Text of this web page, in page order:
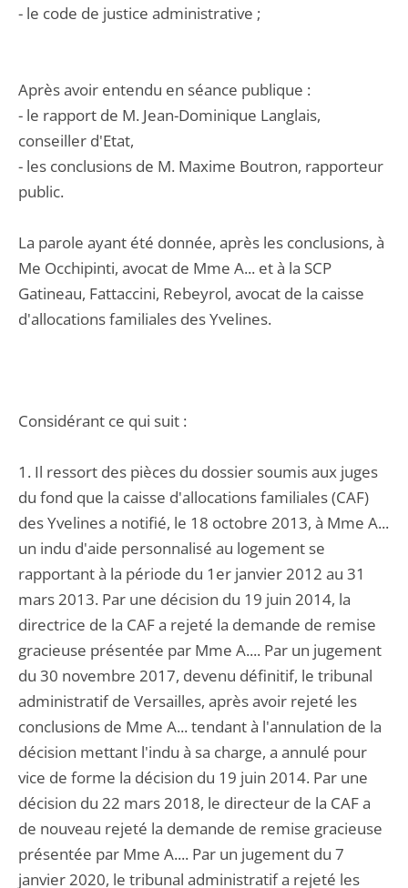
- le code de justice administrative ;
Après avoir entendu en séance publique :
- le rapport de M. Jean-Dominique Langlais,
conseiller d'Etat,
- les conclusions de M. Maxime Boutron, rapporteur
public.
La parole ayant été donnée, après les conclusions, à
Me Occhipinti, avocat de Mme A... et à la SCP
Gatineau, Fattaccini, Rebeyrol, avocat de la caisse
d'allocations familiales des Yvelines.
Considérant ce qui suit :
1. Il ressort des pièces du dossier soumis aux juges
du fond que la caisse d'allocations familiales (CAF)
des Yvelines a notifié, le 18 octobre 2013, à Mme A...
un indu d'aide personnalisé au logement se
rapportant à la période du 1er janvier 2012 au 31
mars 2013. Par une décision du 19 juin 2014, la
directrice de la CAF a rejeté la demande de remise
gracieuse présentée par Mme A.... Par un jugement
du 30 novembre 2017, devenu définitif, le tribunal
administratif de Versailles, après avoir rejeté les
conclusions de Mme A... tendant à l'annulation de la
décision mettant l'indu à sa charge, a annulé pour
vice de forme la décision du 19 juin 2014. Par une
décision du 22 mars 2018, le directeur de la CAF a
de nouveau rejeté la demande de remise gracieuse
présentée par Mme A.... Par un jugement du 7
janvier 2020, le tribunal administratif a rejeté les